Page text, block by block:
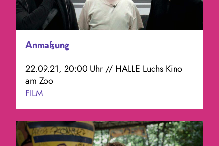
Anmaßung
22.09.21, 20:00 Uhr // HALLE Luchs Kino
am Zoo
FILM